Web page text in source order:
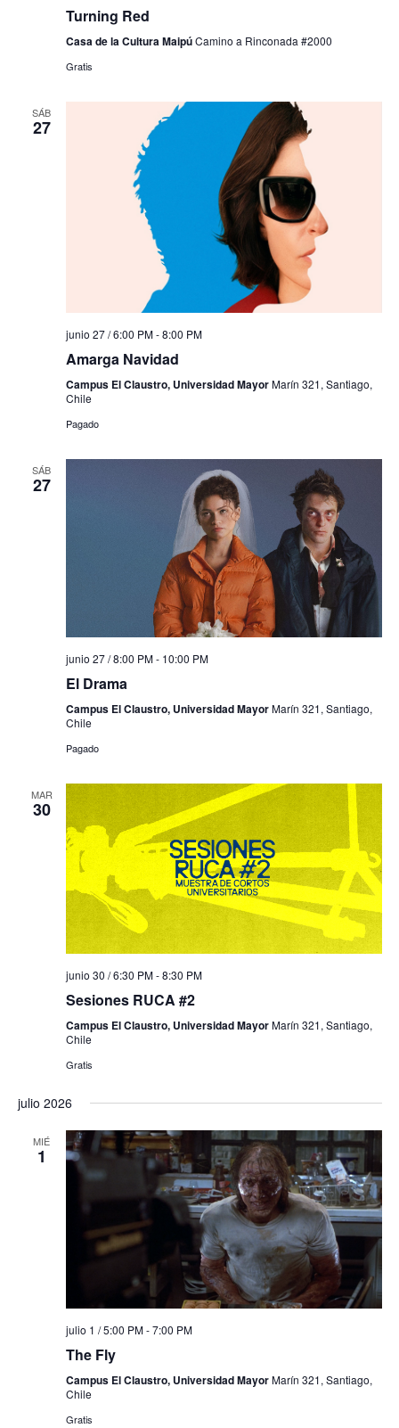
Turning Red
Casa de la Cultura MaipúCamino a Rinconada #2000
Gratis
SÁB
27
junio 27 / 6:00 PM-8:00 PM
Amarga Navidad
Campus El Claustro, Universidad MayorMarín 321, Santiago,
Chile
Pagado
SÁB
27
junio 27 / 8:00 PM- 10:00 PM
El Drama
Campus El Claustro, Universidad MayorMarín 321, Santiago,
Chile
Pagado
MAR
30
junio 30 / 6:30 PM-8:30 PM
Sesiones RUCA #2
Campus El Claustro, Universidad MayorMarín 321, Santiago,
Chile
Gratis
julio 2026
MIÉ
1
julio 1 / 5:00 PM-7:00 PM
The Fly
Campus El Claustro, Universidad MayorMarín 321, Santiago,
Chile
Gratis